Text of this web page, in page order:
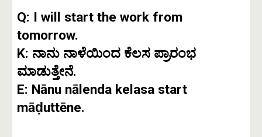
Q: I will start the work from
tomorrow.
K: ನಾನು ನಾಳೆಯಿಂದ ಕೆಲಸ ಪ್ರಾರಂಭ
ಮಾಡುತ್ತೇನೆ.
E: Nānu nālenda kelasa start
māḍuttēne.